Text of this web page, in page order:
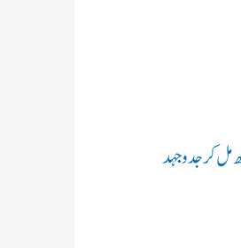
مل کر جدوجہد